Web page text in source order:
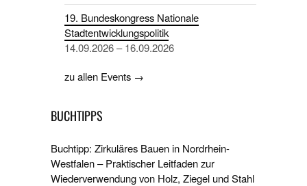
19. Bundeskongress Nationale
Stadtentwicklungspolitik
14.09.2026 – 16.09.2026
zu allen Events →
BUCHTIPPS
Buchtipp: Zirkuläres Bauen in Nordrhein-
Westfalen – Praktischer Leitfaden zur
Wiederverwendung von Holz, Ziegel und Stahl